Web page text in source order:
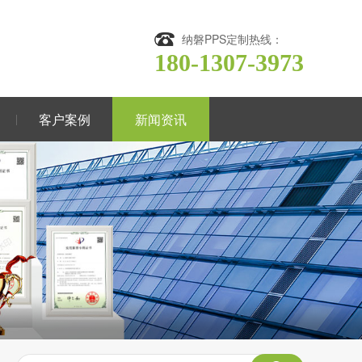
纳磐PPS定制热线：
180-1307-3973
客户案例 新闻资讯